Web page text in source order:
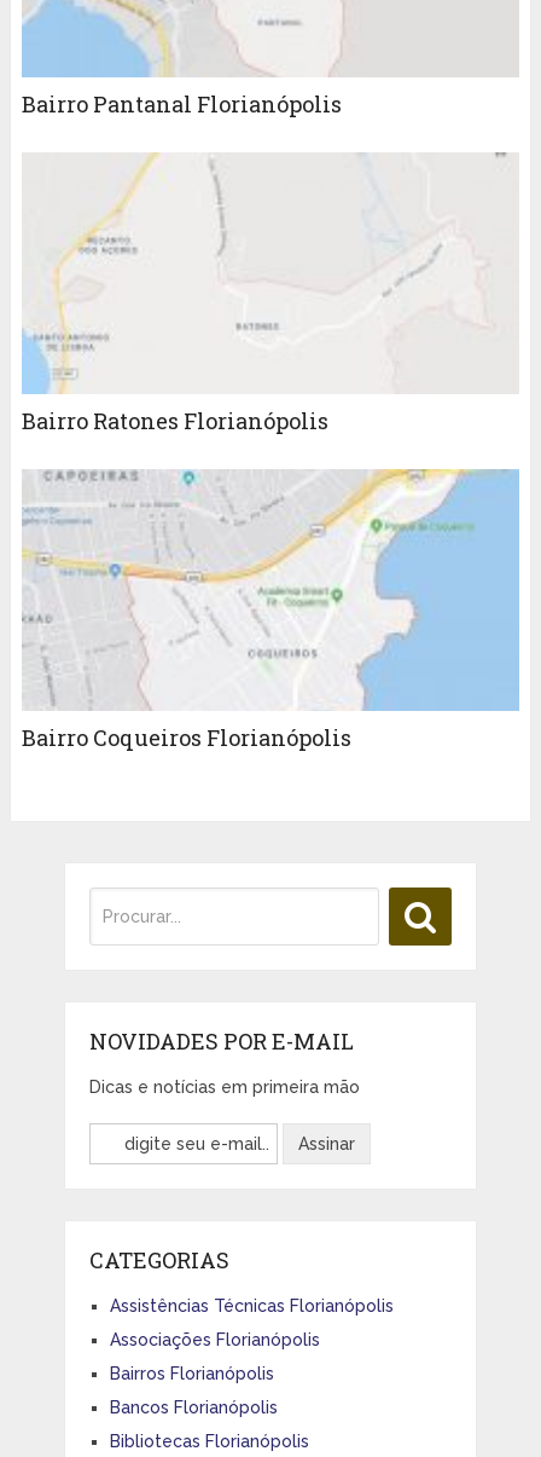
Bairro Pantanal Florianópolis
Bairro Ratones Florianópolis
Bairro Coqueiros Florianópolis
NOVIDADES POR E-MAIL
Dicas e notícias em primeira mão
CATEGORIAS
Assistências Técnicas Florianópolis
Associações Florianópolis
Bairros Florianópolis
Bancos Florianópolis
Bibliotecas Florianópolis